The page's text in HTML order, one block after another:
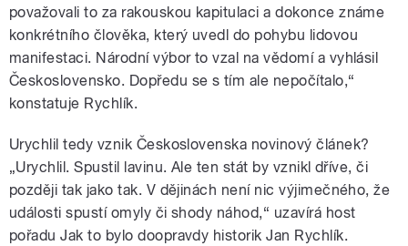
považovali to za rakouskou kapitulaci a dokonce známe
konkrétního člověka, který uvedl do pohybu lidovou
manifestaci. Národní výbor to vzal na vědomí a vyhlásil
Československo. Dopředu se s tím ale nepočítalo,“
konstatuje Rychlík.
Urychlil tedy vznik Československa novinový článek?
„Urychlil. Spustil lavinu. Ale ten stát by vznikl dříve, či
později tak jako tak. V dějinách není nic výjimečného, že
události spustí omyly či shody náhod,“ uzavírá host
pořadu Jak to bylo doopravdy historik Jan Rychlík.